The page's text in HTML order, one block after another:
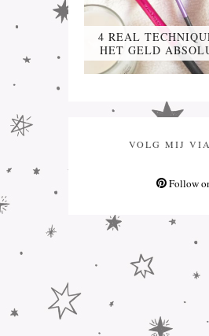
4 REAL
HET GELD
VOLG MIJ
Follow